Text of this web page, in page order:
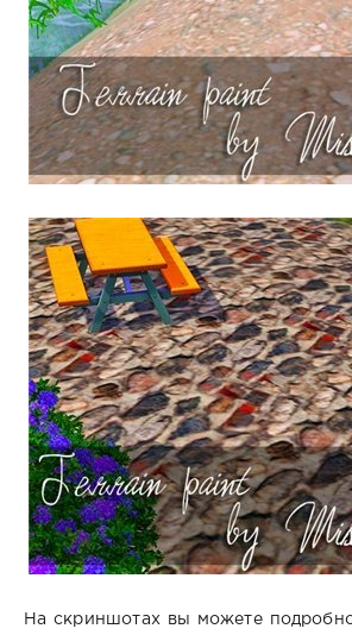
На скриншотах вы можете